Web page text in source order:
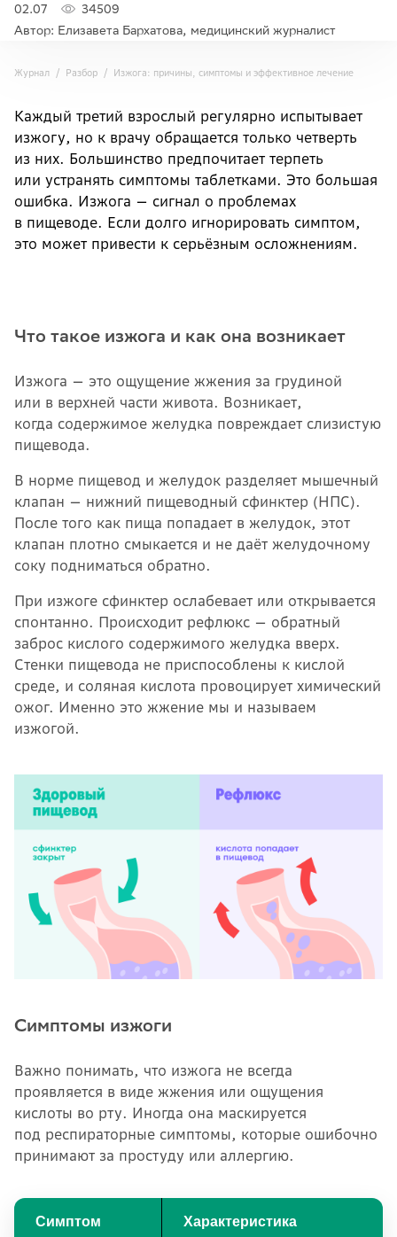
02.07
34509
Автор: Елизавета Бархатова, медицинский журналист
Журнал Разбор Изжога: причины, симптомы и эффективное лечение
Каждый третий взрослый регулярно испытывает
изжогу, но к врачу обращается только четверть
из них. Большинство предпочитает терпеть
или устранять симптомы таблетками. Это большая
ошибка. Изжога — сигнал о проблемах
в пищеводе. Если долго игнорировать симптом,
это может привести к серьёзным осложнениям.
Что такое изжога и как она возникает
Изжога — это ощущение жжения за грудиной
или в верхней части живота. Возникает,
когда содержимое желудка повреждает слизистую
пищевода.
В норме пищевод и желудок разделяет мышечный
клапан — нижний пищеводный сфинктер (НПС).
После того как пища попадает в желудок, этот
клапан плотно смыкается и не даёт желудочному
соку подниматься обратно.
При изжоге сфинктер ослабевает или открывается
спонтанно. Происходит рефлюкс — обратный
заброс кислого содержимого желудка вверх.
Стенки пищевода не приспособлены к кислой
среде, и соляная кислота провоцирует химический
ожог. Именно это жжение мы и называем
изжогой.
Симптомы изжоги
Важно понимать, что изжога не всегда
проявляется в виде жжения или ощущения
кислоты во рту. Иногда она маскируется
под респираторные симптомы, которые ошибочно
принимают за простуду или аллергию.
Симптом Характеристика